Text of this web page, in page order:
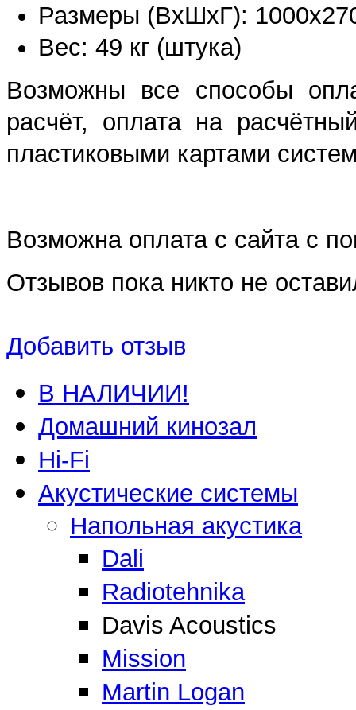
Размеры (ВхШхГ):
Вес: 49 кг (штука)
Возможны все способы
расчёт, оплата на
пластиковыми картами
Возможна оплата с сайта с
Отзывов пока никто не
Добавить отзыв
В НАЛИЧИИ!
Домашний кинозал
Hi-Fi
Акустические системы
Напольная акустика
Dali
Radiotehnika
Davis Acoustics
Mission
Martin Logan